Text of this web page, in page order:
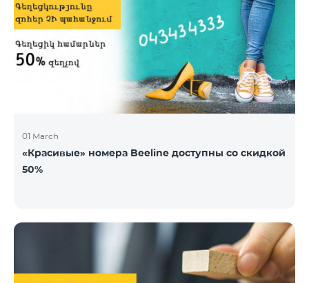
01 March
«Красивые» номера Beeline доступны со скидкой
50%